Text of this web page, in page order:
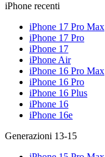
iPhone recenti
iPhone 17 Pro Max
iPhone 17 Pro
iPhone 17
iPhone Air
iPhone 16 Pro Max
iPhone 16 Pro
iPhone 16 Plus
iPhone 16
iPhone 16e
Generazioni 13-15